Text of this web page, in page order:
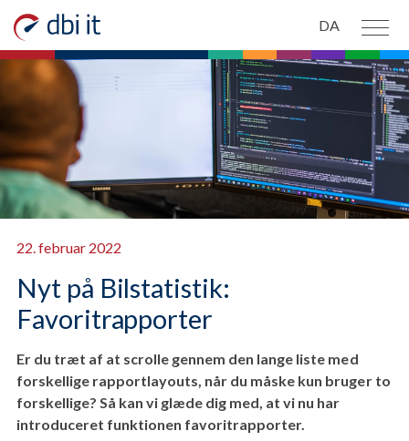
DA
PRODUKTER
OM OS
NYHEDER
22. februar 2022
Nyt på Bilstatistik:
Favoritrapporter
Er du træt af at scrolle gennem den lange liste med
forskellige rapportlayouts, når du måske kun bruger to
forskellige? Så kan vi glæde dig med, at vi nu har
introduceret funktionen favoritrapporter.